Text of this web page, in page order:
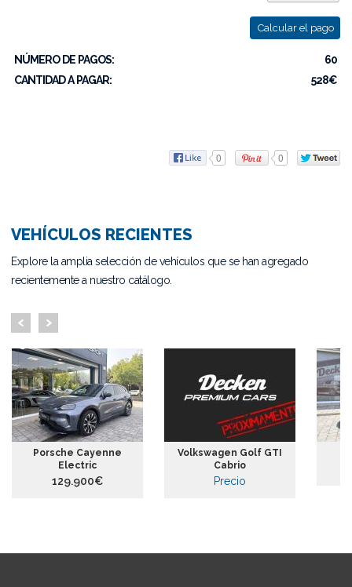
Calcular el pago
NÚMERO DE PAGOS:
60
CANTIDAD A PAGAR:
528€
0 0
VEHÍCULOS RECIENTES
Explore la amplia selección de vehículos que se han agregado
recientemente a nuestro catálogo.
Porsche Cayenne
Electric
129.900€
Volkswagen Golf GTI
Cabrio
Precio